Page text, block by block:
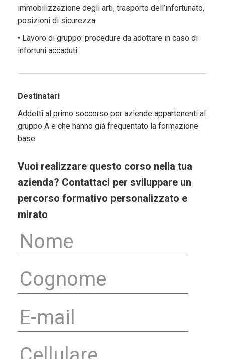
immobilizzazione degli arti, trasporto dell’infortunato,
posizioni di sicurezza
• Lavoro di gruppo: procedure da adottare in caso di
infortuni accaduti
Destinatari
Addetti al primo soccorso per aziende appartenenti al
gruppo A e che hanno già frequentato la formazione
base.
Vuoi realizzare questo corso nella tua
azienda? Contattaci per sviluppare un
percorso formativo personalizzato e
mirato